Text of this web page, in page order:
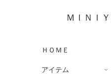
ＭＩＮＩ
ＨＯＭＥ
アイテム